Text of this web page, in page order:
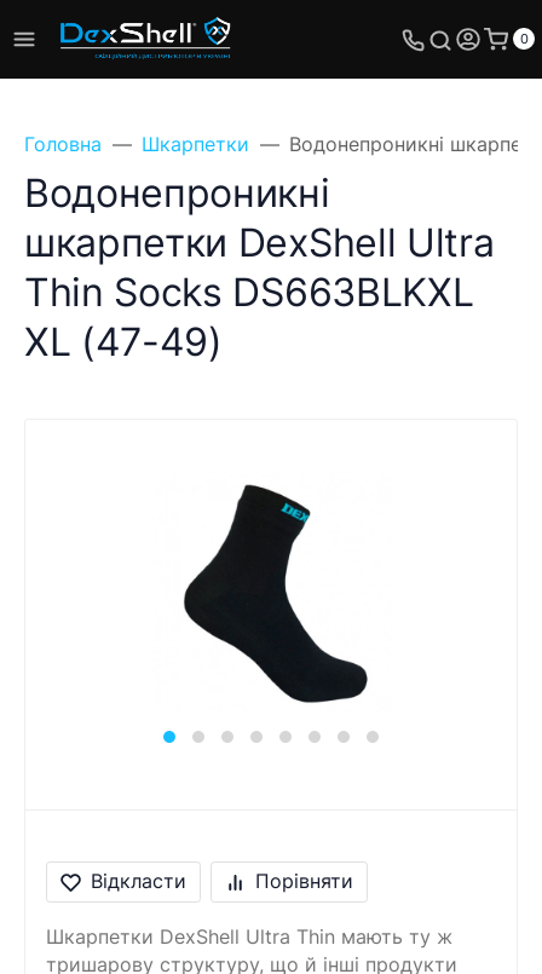
0
Головна Шкарпетки Водонепроникні
Водонепроникні
шкарпетки DexShell Ultra
Thin Socks DS663BLKXL
XL (47-49)
Відкласти Порівняти
Шкарпетки DexShell Ultra Thin мають ту ж
тришарову структуру, що й інші продукти